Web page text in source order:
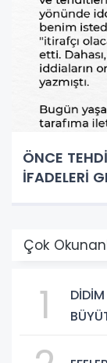
ÖNCE
İFADELERİ
Çok
1